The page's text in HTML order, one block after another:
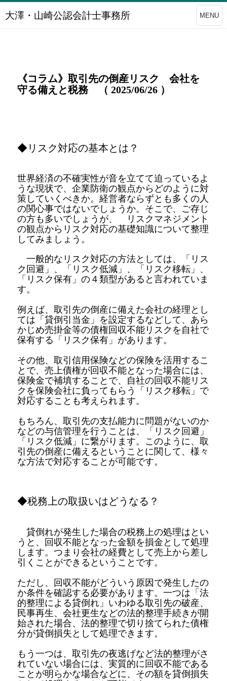
大澤・山崎公認会計士事務所 MENU
《コラム》取引先の倒産リスク 会社を
守る備えと税務 （ 2025/06/26 ）
◆リスク対応の基本とは？
世界経済の不確実性が音を立てて迫っているよ
うな現状で、企業防衛の観点からどのように対
策していくべきか。経営者ならずとも多くの人
の関心事ではないでしょうか。そこで、ご存じ
の方も多いでしょうが、 リスクマネジメント
の観点からリスク対応の基礎知識について整理
してみましょう。
一般的なリスク対応の方法としては、「リス
ク回避」、「リスク低減」、「リスク移転」、
「リスク保有」の４類型があると言われていま
す。
例えば、取引先の倒産に備えた会社の経理とし
ては「貸倒引当金」を設定するなどして、あら
かじめ売掛金等の債権回収不能リスクを自社で
保有する「リスク保有」があります。
その他、取引信用保険などの保険を活用するこ
とで、売上債権が回収不能となった場合には、
保険金で補填することで、自社の回収不能リス
クを保険会社に負ってもらう「リスク移転」で
対応することも考えられます。
もちろん、取引先の支払能力に問題がないのか
などの与信管理を行うことは、「リスク回避」
「リスク低減」に繋がります。このように、取
引先の倒産に備えるということに関して、様々
な方法で対応することが可能です。
◆税務上の取扱いはどうなる？
貸倒れが発生した場合の税務上の処理はとい
うと、回収不能となった金額を損金として処理
します。つまり会社の経費として売上から差し
引くことができるということです。
ただし、回収不能がどういう原因で発生したの
か条件を確認する必要があります。一つは「法
的整理による貸倒れ」いわゆる取引先の破産、
民事再生、会社更生などの法的整理手続きが開
始された場合、法的整理で切り捨てられた債権
分が貸倒損失として処理できます。
もう一つは、取引先の夜逃げなど法的整理がさ
れていない場合には、実質的に回収不能である
ことが明らかな場合などに、その額を貸倒損失